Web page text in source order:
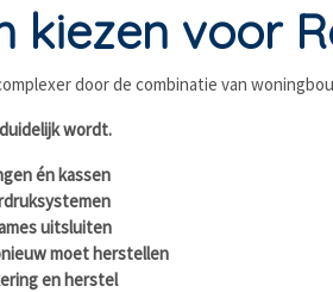
kiezen voor
door de combinatie van
wordt.
én kassen
uitsluiten
moet herstellen
en herstel